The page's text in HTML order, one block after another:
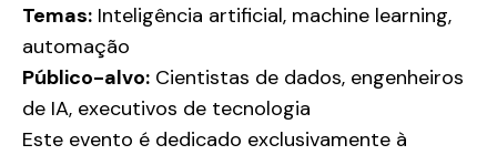
Temas: Inteligência artificial, machine learning,
automação
Público-alvo: Cientistas de dados, engenheiros
de IA, executivos de tecnologia
Este evento é dedicado exclusivamente à